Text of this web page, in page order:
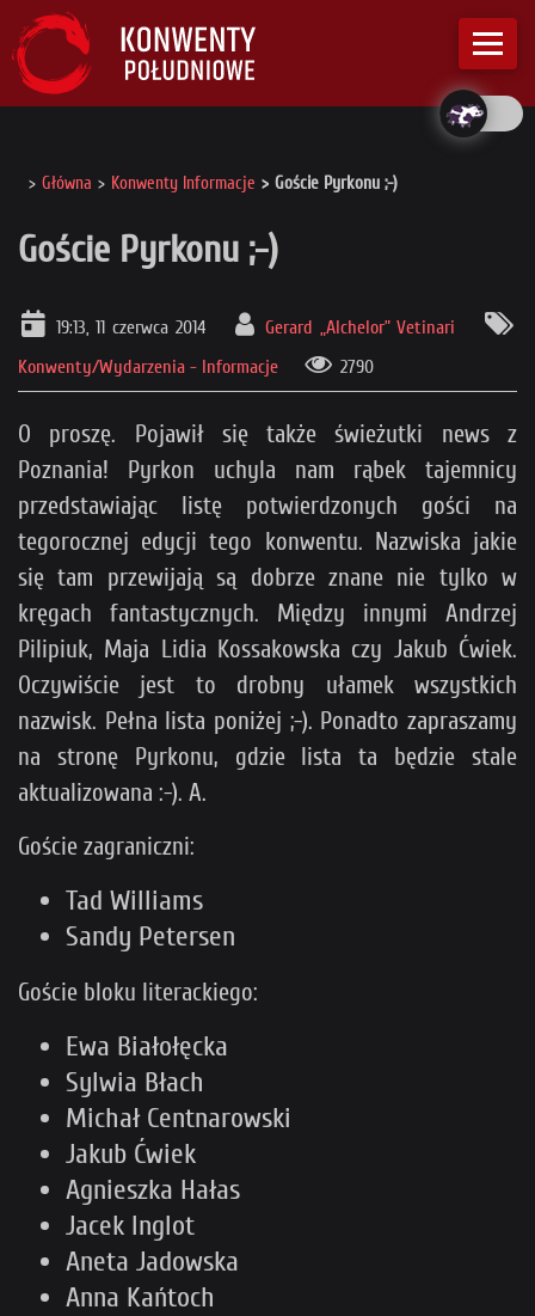
Główna Konwenty Informacje Goście Pyrkonu ;-)
Goście Pyrkonu ;-)
19:13, 11 czerwca 2014
Gerard „Alchelor” Vetinari
Konwenty/Wydarzenia - Informacje
2790
O proszę. Pojawił się także świeżutki news z
Poznania! Pyrkon uchyla nam rąbek tajemnicy
przedstawiając listę potwierdzonych gości na
tegorocznej edycji tego konwentu. Nazwiska jakie
się tam przewijają są dobrze znane nie tylko w
kręgach fantastycznych. Między innymi Andrzej
Pilipiuk, Maja Lidia Kossakowska czy Jakub Ćwiek.
Oczywiście jest to drobny ułamek wszystkich
nazwisk. Pełna lista poniżej ;-). Ponadto zapraszamy
na stronę Pyrkonu, gdzie lista ta będzie stale
aktualizowana :-). A.
Goście zagraniczni:
Tad Williams
Sandy Petersen
Goście bloku literackiego:
Ewa Białołęcka
Sylwia Błach
Michał Centnarowski
Jakub Ćwiek
Agnieszka Hałas
Jacek Inglot
Aneta Jadowska
Anna Kańtoch